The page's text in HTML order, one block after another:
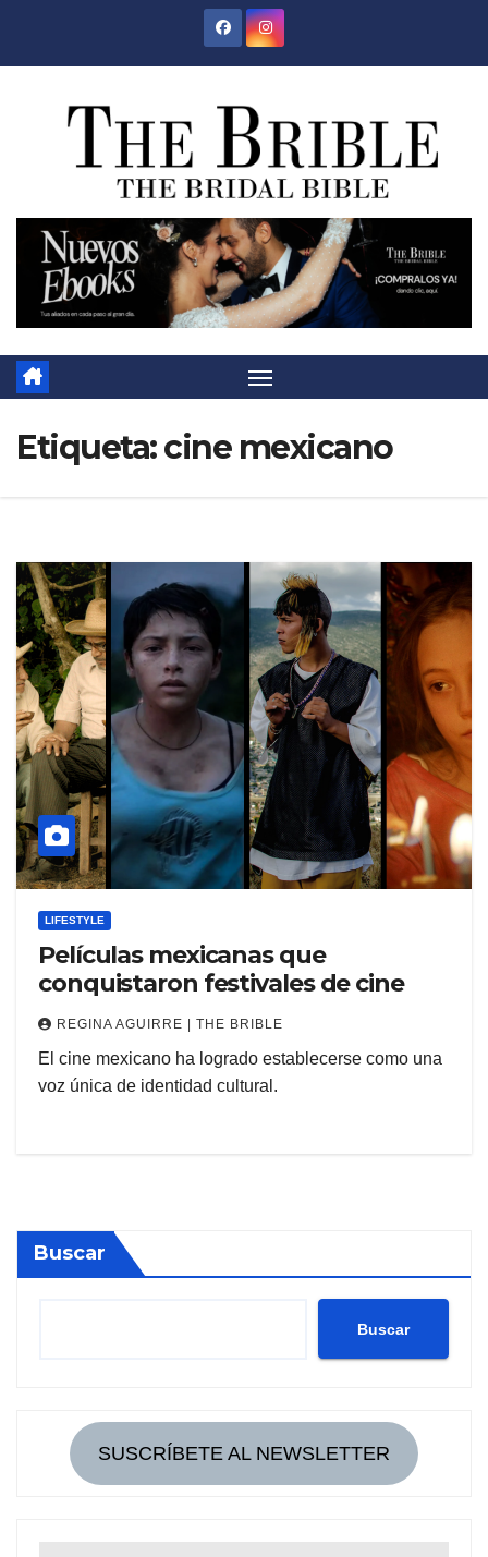
Etiqueta:cine mexicano
LIFESTYLE
Películas mexicanas que
conquistaron festivales de cine
REGINA AGUIRRE | THE BRIBLE
El cine mexicano ha logrado establecerse como una
voz única de identidad cultural.
Buscar
Buscar
SUSCRÍBETE AL NEWSLETTER